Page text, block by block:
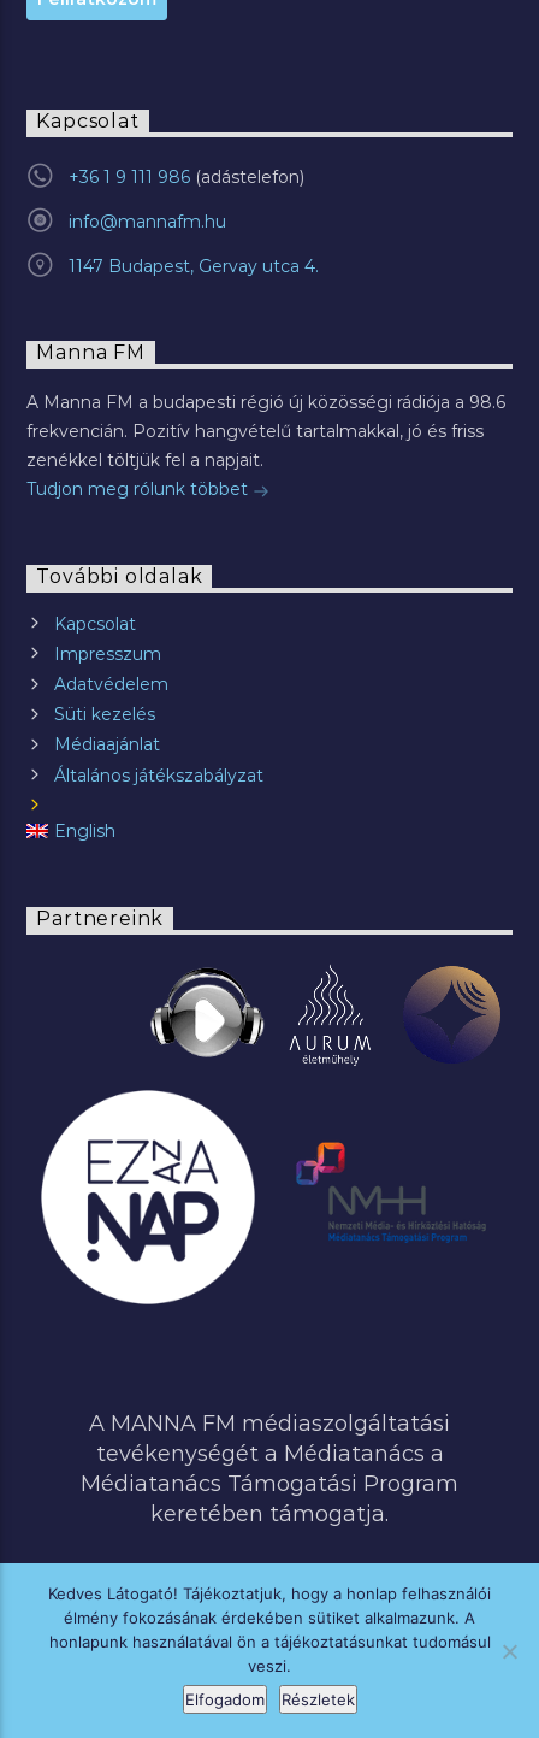
Kapcsolat
+36 1 9 111 986
info@mannafm.hu
1147 Budapest, Gervay utca 4.
Manna FM
A Manna FM a budapesti régió új közösségi rádiója a 98.6
frekvencián. Pozitív hangvételű tartalmakkal, jó és friss
zenékkel töltjük fel a napjait.
Tudjon meg rólunk többet
További oldalak
Kapcsolat
Impresszum
Adatvédelem
Süti kezelés
Médiaajánlat
Általános játékszabályzat
English
Partnereink
A MANNA FM médiaszolgáltatási
tevékenységét a Médiatanács a
Médiatanács Támogatási Program
keretében támogatja.
MINDEN JOG FENNTARTVA © 2020 MANNA FM
Kedves Látogató! Tájékoztatjuk, hogy a honlap felhasználói
élmény fokozásának érdekében sütiket alkalmazunk. A
honlapunk használatával ön a tájékoztatásunkat tudomásul
veszi.
Elfogadom
Részletek